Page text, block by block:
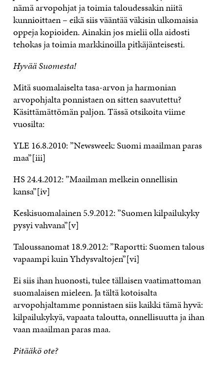
nämä arvopohjat ja toimia taloudessakin niitä
kunnioittaen – eikä siis vääntää väkisin ulkomaisia
oppeja kopioiden. Ainakin jos mielii olla aidosti
tehokas ja toimia markkinoilla pitkäjänteisesti.
Hyvää Suomesta!
Mitä suomalaiselta tasa-arvon ja harmonian
arvopohjalta ponnistaen on sitten saavutettu?
Käsittämättömän paljon. Tässä otsikoita viime
vuosilta:
YLE 16.8.2010: ”Newsweek: Suomi maailman paras
maa”[iii]
HS 24.4.2012: ”Maailman melkein onnellisin
kansa”[iv]
Keskisuomalainen 5.9.2012: ”Suomen kilpailukyky
pysyi vahvana”[v]
Taloussanomat 18.9.2012: ”Raportti: Suomen talous
vapaampi kuin Yhdysvaltojen”[vi]
Ei siis ihan huonosti, tulee tällaisen vaatimattoman
suomalaisen mieleen. Ja tältä kotoisalta
arvopohjaltamme ponnistaen siis kaikki tämä hyvä:
kilpailukykyä, vapaata taloutta, onnellisuutta ja ihan
vaan maailman paras maa.
Pitääkö ote?